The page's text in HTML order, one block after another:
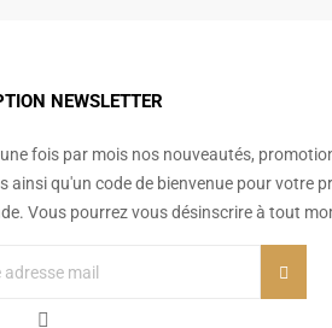
NEWSLETTER
une fois par mois nos nouveautés,
ainsi qu'un code de bienvenue pour votre
Vous pourrez vous désinscrire à tout